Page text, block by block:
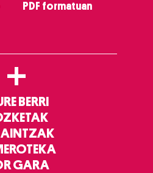
PDF formatuan
+
BERRI
GARA